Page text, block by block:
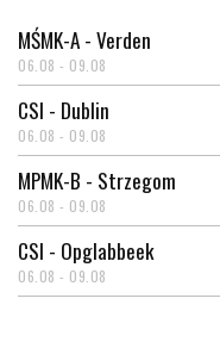
MŚMK-A - Verden
06.08 - 09.08
CSI - Dublin
06.08 - 09.08
MPMK-B - Strzegom
06.08 - 09.08
CSI - Opglabbeek
06.08 - 09.08